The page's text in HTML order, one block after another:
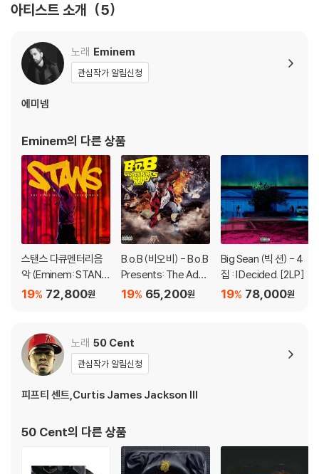
재생이 불안정한 경우 스태빌라이저를 사용하시면 좀 더 안정적인 재생이
2) 재생 음역의 왜곡을 최소화 하고 반복 재생시에도 최대한 일관되게 유
지되도록 디스크 센터 홀 구경이 작게 제작되는 경우가 있습니다. 턴테이
블 스핀들에 맞지 않는 경우에는 전용 제품 등을 이용하여 센터 홀을 조정
하시면 해결됩니다.
3) 디스크에 미세한 잔 흠집이 남아있거나 인쇄 면이 깨끗하지 않은 경우
불량으로 인한 반품/교환이 가능합니다
※ 컬러 디스크
아래에 해당하는 경우는 불량이 아니므로 개봉 후 반품/교환이 불가합니
다.
1) 컬러 디스크는 웹 이미지와 실제 색상이 차이가 날 수 있습니다.
있습니다.
3) 컬러 디스크는 제작 과정에서 다른 색상 염료가 섞여 얼룩과 번짐, 반점
등이 발생할 수 있습니다.
※ 반품/교환 안내
1) 불량으로 인한 반품/교환 요청 시에는 불량 확인을 위해 개봉 시의 동영
상을 요청할 수 있으며, 동영상이 없는 경우 반품/교환이 제한될 수 있습니
관련 사진과 동영상 및 재생 기기 모델명을 첨부하여 첨부하여 고객센터에
2) LP는 잦은 배송 과정에서 재킷에 손상이 발생할 가능성이 높고 재판매
가 어려우므로 신중한 구매를 부탁드립니다.
아티스트 소개 5
노래 Eminem
관심작가 알림신청
에미넴
Eminem의 다른 상품
스탠스 다큐멘터리음
악 (Eminem: STANS
Soundtrack) [컬러 2
72,800원
19%
B.o.B (비오비) - B.o.B
Presents: The Adve
ntures of Bobby Ra
65,200원
19%
Big Sean (빅 션) - 4
집 : I Decided. [2LP]
78,000원
19%
노래 50 Cent
관심작가 알림신청
피프티 센트,Curtis James Jackson III
50 Cent의 다른 상품